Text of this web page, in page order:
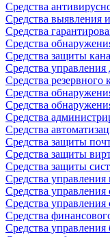
Средства
Средства выявления
Средства
Средства
Средства защиты
Средства
Средства резервного
Средства
Средства
Средства
Средства
Средства защиты
Средства защиты
Средства защиты
Средства
Средства
Средства
Средства
Средства